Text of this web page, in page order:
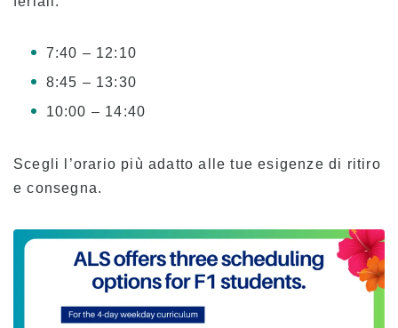
Lezioni pomeridiane per studenti trasferiti e
Applicazione
Processo di candidatura
Modulo di iscrizione online
Per gli studenti attuali
Programma delle lezioni
Frequenza ed espulsione obbligatoria
7:40 – 12:10
8:45 – 13:30
10:00 – 14:40
Scegli l’orario più adatto alle tue esigenze di ritiro
e consegna.